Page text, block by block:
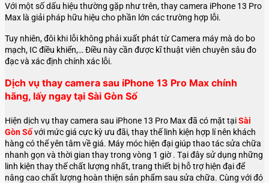
Với một số dấu hiệu thường gặp như trên, thay camera iPhone 13 Pro
Max là giải pháp hữu hiệu cho phần lớn các trường hợp lỗi.
Tuy nhiên, đôi khi lỗi không phải xuất phát từ Camera máy mà do bo
mạch, IC điều khiển,… Điều này cần được kĩ thuật viên chuyên sâu đo
đạc và xác định chính xác lỗi.
Dịch vụ thay camera sau iPhone 13 Pro Max chính
hãng, lấy ngay tại Sài Gòn Số
Hiện dịch vụ thay camera sau iPhone 13 Pro Max đã có mặt tạiSài
Gòn Sốvới mức giá cực kỳ ưu đãi, thay thế linh kiện hợp lí nên khách
hàng có thể yên tâm về giá. Máy móc hiện đại giúp thao tác sửa chữa
nhanh gọn và thời gian thay trong vòng 1 giờ . Tại đây sử dụng những
linh kiện thay thế chất lượng nhất, trang thiết bị hỗ trợ hiện đại để
nâng cao chất lượng hoàn thiện sản phẩm sau sửa chữa. Cùng với đó